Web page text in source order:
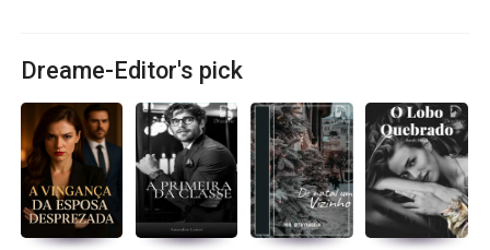
Dreame-Editor's pick